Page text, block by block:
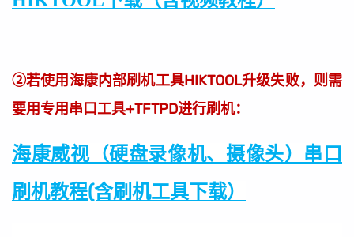
②若使用海康内部刷机工具HIKTOOL升级失败，则需
要用专用串口工具+TFTPD进行刷机：
海康威视（硬盘录像机、摄像头）串口
刷机教程(含刷机工具下载）